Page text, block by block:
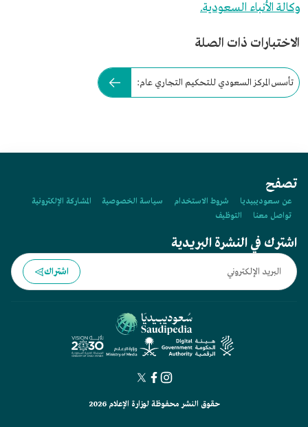
وكالة الأنباء السعودية.
الاختبارات ذات الصلة
تأسس المركز السعودي للتحكيم التجاري عام:
تصفح
عن سعوديبيديا شروط الاستخدام سياسة الخصوصية
المشاركة الإلكترونية
تواصل معنا
التوظيف
اشترك في النشرة البريدية
اشتراك
حقوق النشر محفوظة لوزارة الإعلام 2026